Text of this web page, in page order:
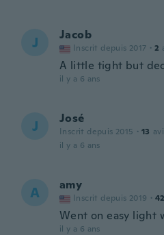
J Jacob
Inscrit depuis 2017 · 2
A little tight but
il y a 6 ans
J José
Inscrit depuis 2015 · 13
il y a 6 ans
A amy
Inscrit depuis 2019 · 42
Went on easy light
il y a 6 ans